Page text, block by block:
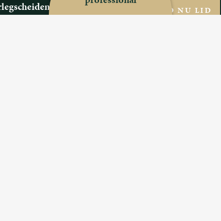
Compact
WORD NU LID